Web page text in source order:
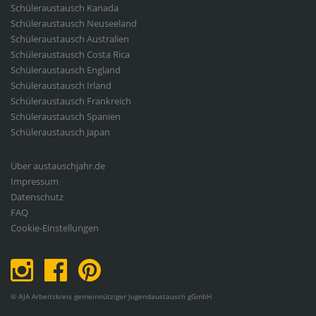
Exchange
Schüleraustausch Kanada
Schüleraustausch Neuseeland
Schüleraustausch Australien
Schüleraustausch Costa Rica
Schüleraustausch England
Schüleraustausch Irland
Schüleraustausch Frankreich
Schüleraustausch Spanien
Schüleraustausch Japan
Fußbereichsmenü
Über austauschjahr.de
Impressum
Datenschutz
FAQ
Cookie-Einstellungen
© AJA Arbeitskreis gemeinnütziger Jugendaustausch gGmbH